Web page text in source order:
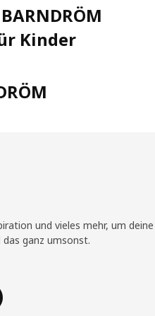
Kinder
und vieles mehr, um deine
das ganz umsonst.